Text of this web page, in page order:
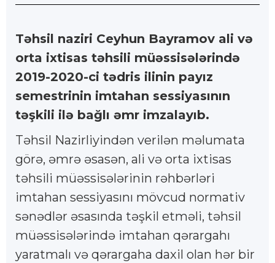
Təhsil naziri Ceyhun Bayramov ali və
orta ixtisas təhsili müəssisələrində
2019-2020-ci tədris ilinin payız
semestrinin imtahan sessiyasının
təşkili ilə bağlı əmr imzalayıb.
Təhsil Nazirliyindən verilən məlumata
görə, əmrə əsasən, ali və orta ixtisas
təhsili müəssisələrinin rəhbərləri
imtahan sessiyasını mövcud normativ
sənədlər əsasında təşkil etməli, təhsil
müəssisələrində imtahan qərargahı
yaratmalı və qərargaha daxil olan hər bir